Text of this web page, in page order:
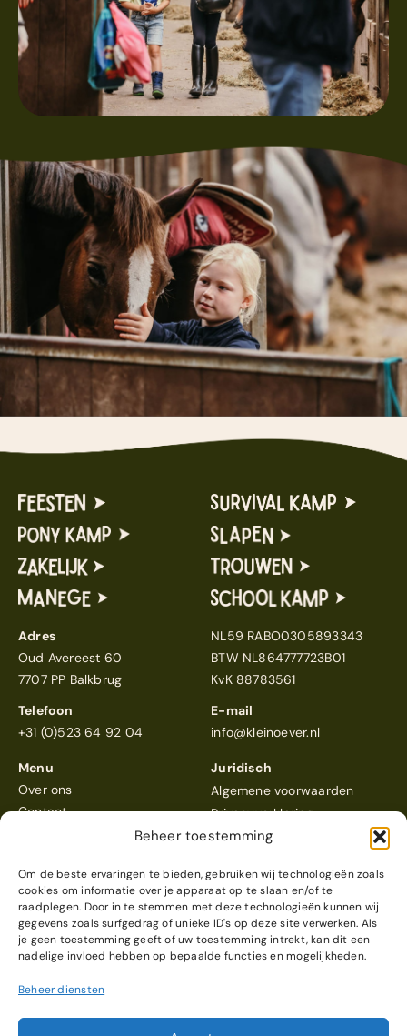
Beheer toestemming
Om de beste ervaringen te bieden, gebruiken wij technologieën zoals
cookies om informatie over je apparaat op te slaan en/of te
raadplegen. Door in te stemmen met deze technologieën kunnen wij
gegevens zoals surfgedrag of unieke ID's op deze site verwerken. Als
je geen toestemming geeft of uw toestemming intrekt, kan dit een
nadelige invloed hebben op bepaalde functies en mogelijkheden.
Beheer diensten
Adres
Oud Avereest 60
7707 PP Balkbrug
NL59 RABO0305893343
BTW NL864777723B01
KvK 88783561
Telefoon
+31 (0)523 64 92 04
E-mail
info@kleinoever.nl
Menu
Over ons
Contact
Juridisch
Algemene voorwaarden
Privacyverklaring
Klein Oeverscoort een 4,6
Reviews bekijken
Webdesign & realisatie